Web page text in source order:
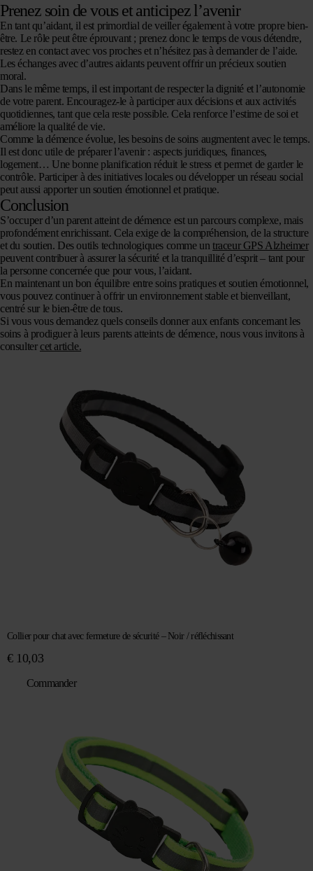
Prenez soin de vous et anticipez l’avenir
En tant qu’aidant, il est primordial de veiller également à votre propre bien-
être. Le rôle peut être éprouvant ; prenez donc le temps de vous détendre,
restez en contact avec vos proches et n’hésitez pas à demander de l’aide.
Les échanges avec d’autres aidants peuvent offrir un précieux soutien
moral.
Dans le même temps, il est important de respecter la dignité et l’autonomie
de votre parent. Encouragez-le à participer aux décisions et aux activités
quotidiennes, tant que cela reste possible. Cela renforce l’estime de soi et
améliore la qualité de vie.
Comme la démence évolue, les besoins de soins augmentent avec le temps.
Il est donc utile de préparer l’avenir : aspects juridiques, finances,
logement… Une bonne planification réduit le stress et permet de garder le
contrôle. Participer à des initiatives locales ou développer un réseau social
peut aussi apporter un soutien émotionnel et pratique.
Conclusion
S’occuper d’un parent atteint de démence est un parcours complexe, mais
profondément enrichissant. Cela exige de la compréhension, de la structure
et du soutien. Des outils technologiques comme untraceur GPS Alzheimer
peuvent contribuer à assurer la sécurité et la tranquillité d’esprit – tant pour
la personne concernée que pour vous, l’aidant.
En maintenant un bon équilibre entre soins pratiques et soutien émotionnel,
vous pouvez continuer à offrir un environnement stable et bienveillant,
centré sur le bien-être de tous.
Si vous vous demandez quels conseils donner aux enfants concernant les
soins à prodiguer à leurs parents atteints de démence, nous vous invitons à
consulter cet article.
Collier pour chat avec fermeture de sécurité – Noir / réfléchissant
€10,03
Commander